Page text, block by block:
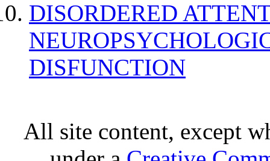
DISORDERED
DISFUNCTION
All site content, except